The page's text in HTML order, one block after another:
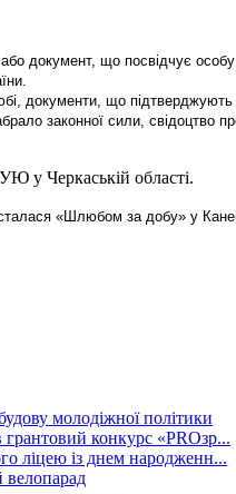
документ, що посвідчує
документи, що
законної сили, свідоцтво
«Шлюбом за добу» у
молодіжної політики
конкурс «PROзр...
ліцею із днем народженн...
велопарад